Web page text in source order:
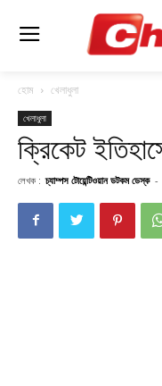
হোম খেলাধুলা
খেলাধুলা
ক্রিকেট
লেখক : চ্যাম্পস টোয়েন্টিওয়ান ডটকম ডেস্ক -